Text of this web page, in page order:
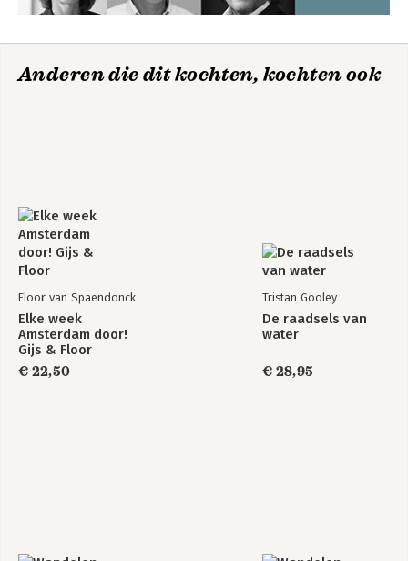
Anderen die dit kochten, kochten ook
Floor van Spaendonck
Elke week
Amsterdam door!
Gijs & Floor
€ 22,50
Tristan Gooley
De raadsels van
water
€ 28,95